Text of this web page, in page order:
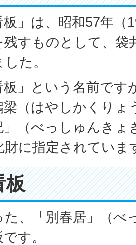
板」は、昭和57年
すものとして、袋
た。
板」という名前で
梁（はやしかくりょ
」（べっしゅんきょ
財に指定されていま
板
た、「別春居」（べ
す。